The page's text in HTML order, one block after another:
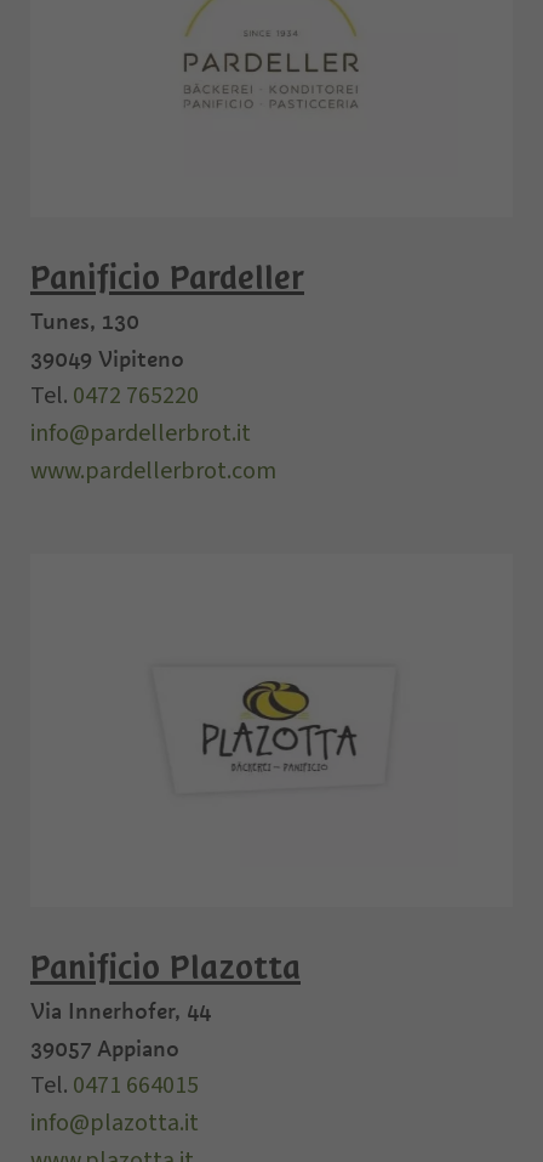
Panificio Pardeller
Tunes, 130
39049 Vipiteno
Tel. 0472 765220
info@pardellerbrot.it
www.pardellerbrot.com
Panificio Plazotta
Via Innerhofer, 44
39057 Appiano
Tel. 0471 664015
info@plazotta.it